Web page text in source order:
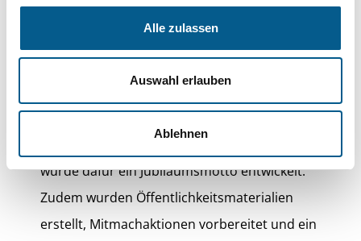
Alle zulassen
Auswahl erlauben
Ablehnen
Kontakt- und Beratungsstellen im
Selbsthilfebereich sein 40-jähriges Bestehen, die
Landesförderung der Selbsthilfe ihr 35-jähriges
Niedersachsen ebenfalls sein 35-jähriges
wurde dafür ein Jubiläumsmotto entwickelt.
Zudem wurden Öffentlichkeitsmaterialien
erstellt, Mitmachaktionen vorbereitet und ein